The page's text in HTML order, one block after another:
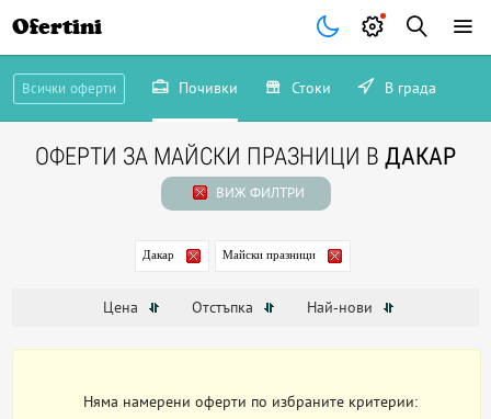
Ofertini
Всички оферти Почивки Стоки В града
ОФЕРТИ ЗА МАЙСКИ ПРАЗНИЦИ В ДАКАР
ВИЖ ФИЛТРИ
Дакар Майски празници
Цена Отстъпка Най-нови
Няма намерени оферти по избраните критерии: